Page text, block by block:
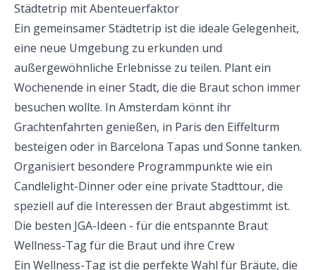
Städtetrip mit Abenteuerfaktor
Ein gemeinsamer Städtetrip ist die ideale Gelegenheit,
eine neue Umgebung zu erkunden und
außergewöhnliche Erlebnisse zu teilen. Plant ein
Wochenende in einer Stadt, die die Braut schon immer
besuchen wollte. In Amsterdam könnt ihr
Grachtenfahrten genießen, in Paris den Eiffelturm
besteigen oder in Barcelona Tapas und Sonne tanken.
Organisiert besondere Programmpunkte wie ein
Candlelight-Dinner oder eine private Stadttour, die
speziell auf die Interessen der Braut abgestimmt ist.
Die besten JGA-Ideen - für die entspannte Braut
Wellness-Tag für die Braut und ihre Crew
Ein Wellness-Tag ist die perfekte Wahl für Bräute, die